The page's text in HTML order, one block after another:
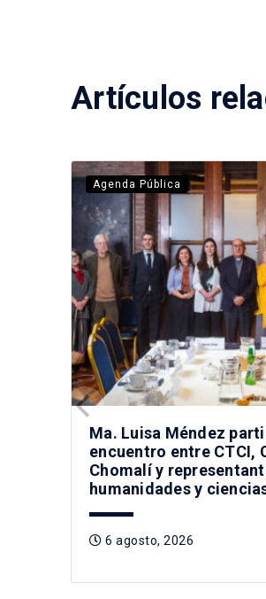
Artículos
Agenda Pública
Ma. Luisa Méndez
encuentro entre CTCI,
Chomalí y
humanidades y
6 agosto, 2026